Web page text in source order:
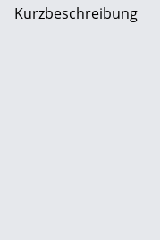
Kurzbeschreibung